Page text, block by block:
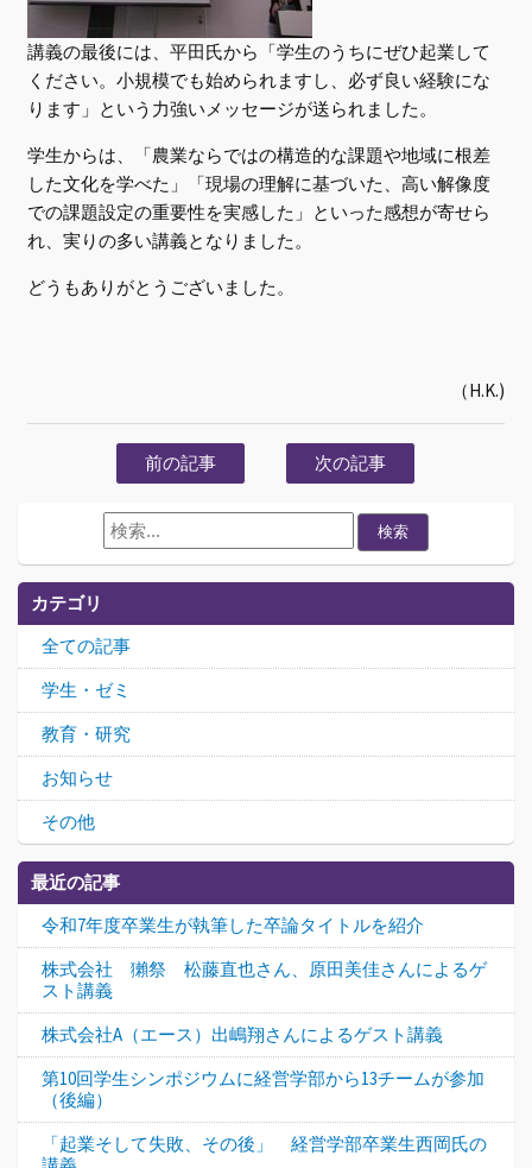
講義の最後には、平田氏から「学生のうちにぜひ起業して
ください。小規模でも始められますし、必ず良い経験にな
ります」という力強いメッセージが送られました。
学生からは、「農業ならではの構造的な課題や地域に根差
した文化を学べた」「現場の理解に基づいた、高い解像度
での課題設定の重要性を実感した」といった感想が寄せら
れ、実りの多い講義となりました。
どうもありがとうございました。
（H.K.)
前の記事 次の記事
検索
カテゴリ
全ての記事
学生・ゼミ
教育・研究
お知らせ
その他
最近の記事
令和7年度卒業生が執筆した卒論タイトルを紹介
株式会社 獺祭 松藤直也さん、原田美佳さんによるゲ
スト講義
株式会社A（エース）出嶋翔さんによるゲスト講義
第10回学生シンポジウムに経営学部から13チームが参加
（後編）
「起業そして失敗、その後」 経営学部卒業生西岡氏の